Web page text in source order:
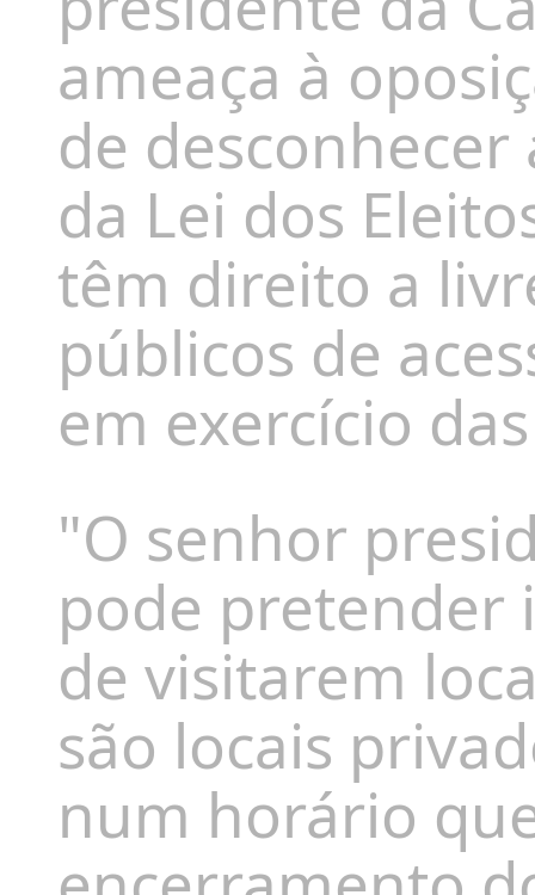
ameaça à
de
da Lei dos
têm direito a
públicos de
em exercício
"O senhor
pode pretender
de visitarem
são locais
num horário